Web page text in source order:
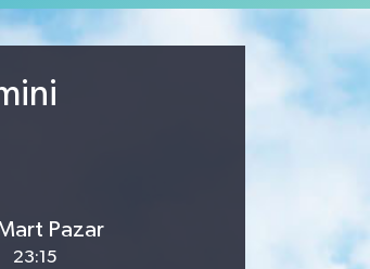
Pazar
23:15